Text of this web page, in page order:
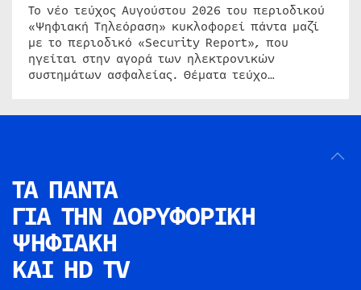
Το νέο τεύχος Αυγούστου 2026 του περιοδικού
«Ψηφιακή Τηλεόραση» κυκλοφορεί πάντα μαζί
με το περιοδικό «Security Report», που
ηγείται στην αγορά των ηλεκτρονικών
συστημάτων ασφαλείας. Θέματα τεύχο…
ΤΑ ΠΑΝΤΑ
ΓΙΑ ΤΗΝ ΔΟΡΥΦΟΡΙΚΗ
ΨΗΦΙΑΚΗ
ΚΑΙ HD TV